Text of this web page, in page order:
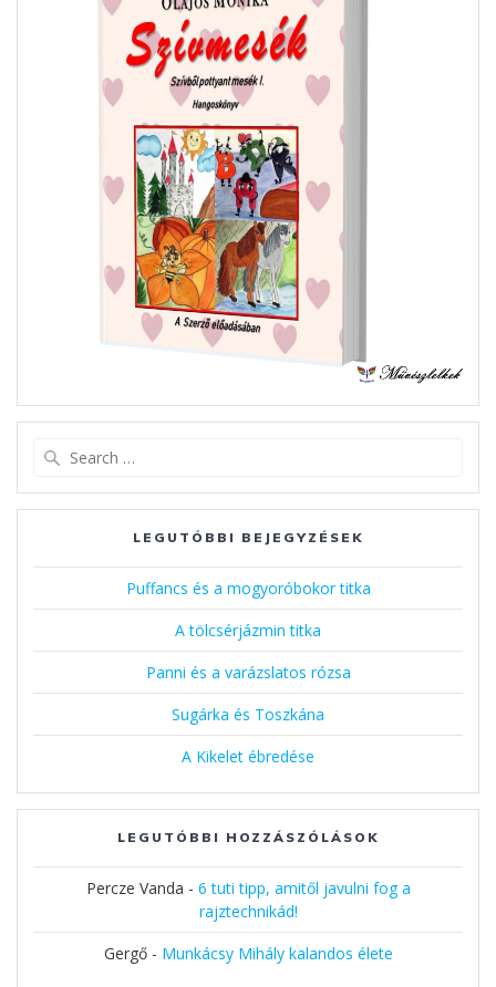
LEGUTÓBBI BEJEGYZÉSEK
Puffancs és a mogyoróbokor titka
A tölcsérjázmin titka
Panni és a varázslatos rózsa
Sugárka és Toszkána
A Kikelet ébredése
LEGUTÓBBI HOZZÁSZÓLÁSOK
Percze Vanda - 6 tuti tipp, amitől javulni fog a
rajztechnikád!
Gergő- Munkácsy Mihály kalandos élete